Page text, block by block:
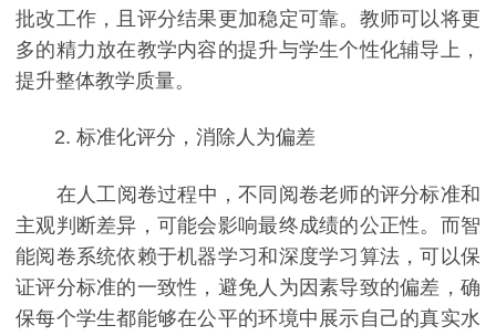
批改工作，且评分结果更加稳定可靠。教师可以将更
多的精力放在教学内容的提升与学生个性化辅导上，
提升整体教学质量。
2. 标准化评分，消除人为偏差
在人工阅卷过程中，不同阅卷老师的评分标准和
主观判断差异，可能会影响最终成绩的公正性。而智
能阅卷系统依赖于机器学习和深度学习算法，可以保
证评分标准的一致性，避免人为因素导致的偏差，确
保每个学生都能够在公平的环境中展示自己的真实水